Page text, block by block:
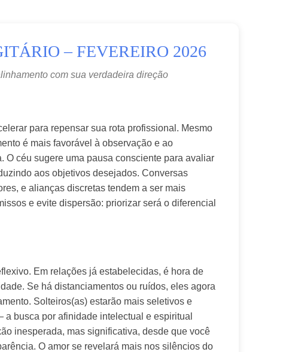
– FEVEREIRO 2026
com sua verdadeira direção
para repensar sua rota profissional. Mesmo
é mais favorável à observação e ao
O céu sugere uma pausa consciente para avaliar
aos objetivos desejados. Conversas
e alianças discretas tendem a ser mais
e evite dispersão: priorizar será o diferencial
Em relações já estabelecidas, é hora de
Se há distanciamentos ou ruídos, eles agora
Solteiros(as) estarão mais seletivos e
busca por afinidade intelectual e espiritual
inesperada, mas significativa, desde que você
O amor se revelará mais nos silêncios do